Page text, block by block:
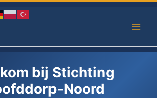
bij Stichting
Noord